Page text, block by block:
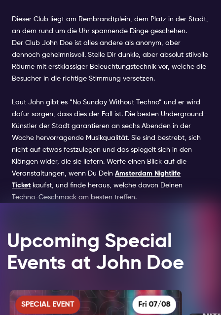
Dieser Club liegt am Rembrandtplein, dem Platz in der Stadt,
an dem rund um die Uhr spannende Dinge geschehen.
Der Club John Doe ist alles andere als anonym, aber
dennoch geheimnisvoll. Stelle Dir dunkle, aber absolut stilvolle
Räume mit erstklassiger Beleuchtungstechnik vor, welche die
Besucher in die richtige Stimmung versetzen.
Laut John gibt es “No Sunday Without Techno” und er wird
dafür sorgen, dass dies der Fall ist. Die besten Underground-
Künstler der Stadt garantieren an sechs Abenden in der
Woche hervorragende Musikqualität. Sie sind bestrebt, sich
nicht auf etwas festzulegen und das spiegelt sich in den
Klängen wider, die sie liefern. Werfe einen Blick auf die
Veranstaltungen, wenn Du Dein Amsterdam Nightlife
Ticket kaufst, und finde heraus, welche davon Deinen
Techno-Geschmack am besten treffen.
Upcoming Special
Events at John Doe
SPECIAL EVENT Fri 07/08